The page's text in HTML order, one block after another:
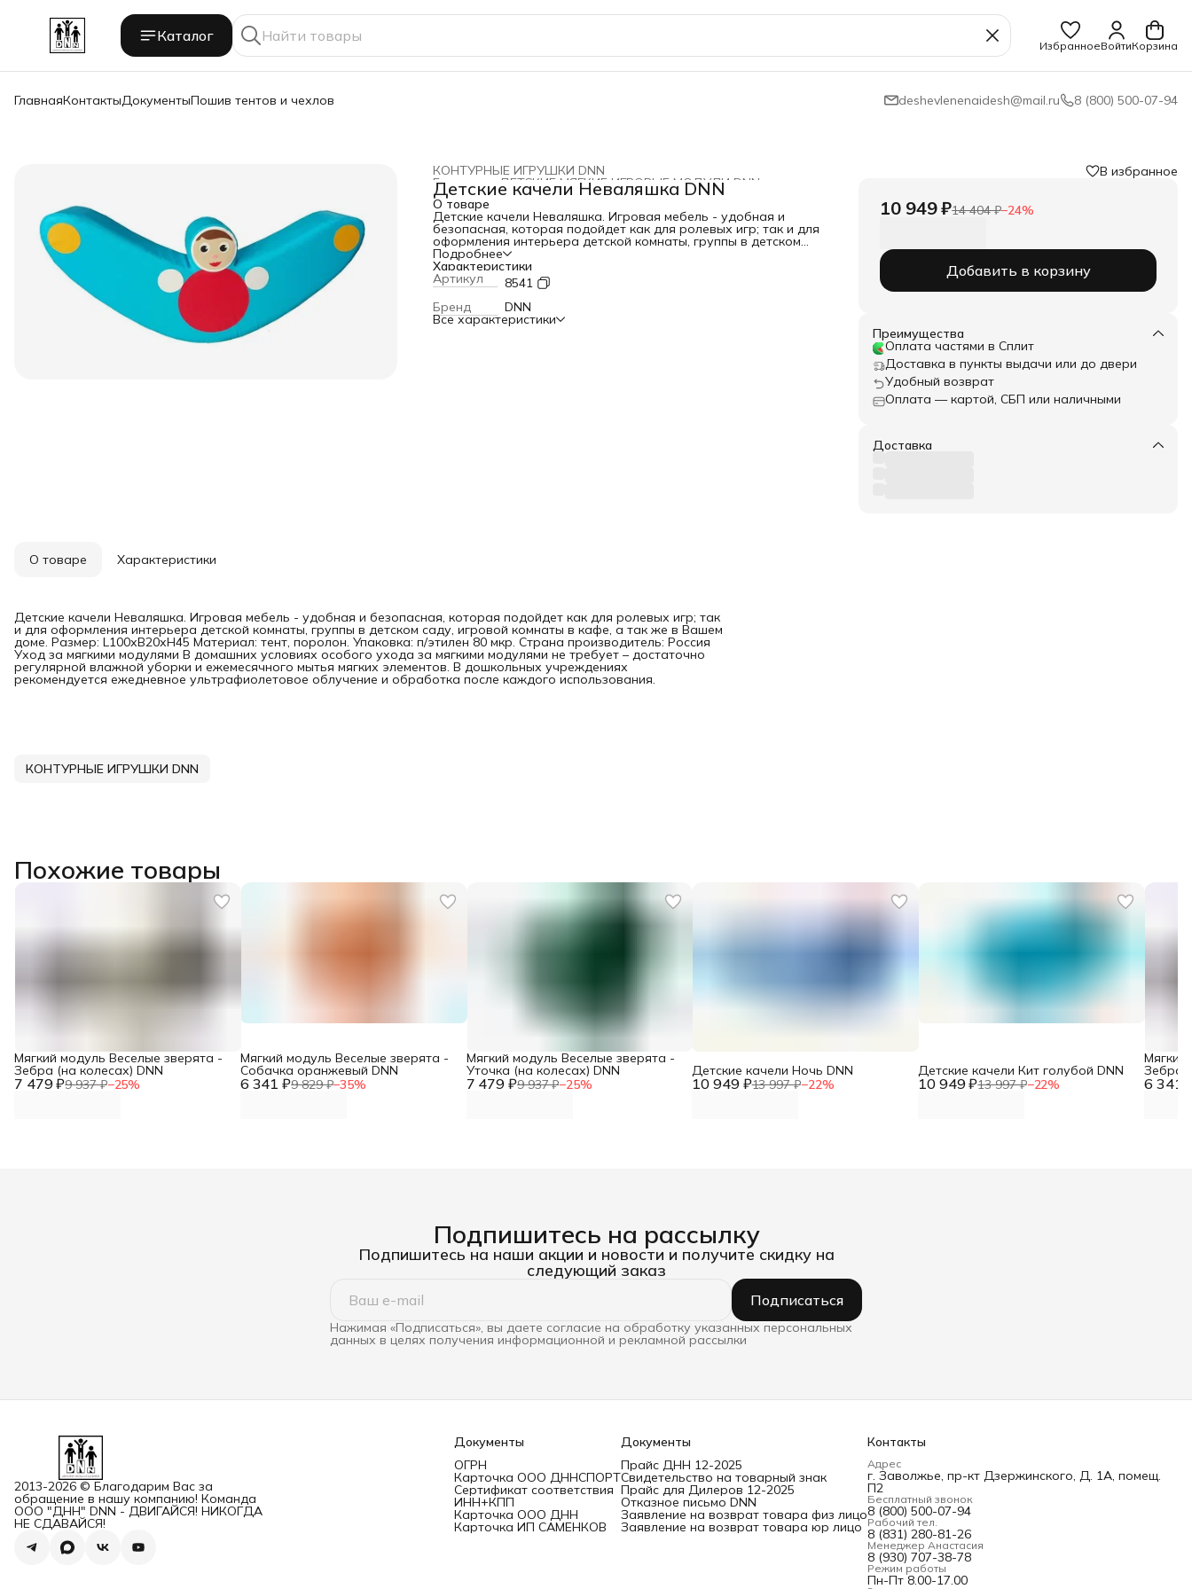
Каталог
ИзбранноеВойтиКорзина
ГлавнаяКонтактыДокументыПошив тентов и чехлов deshevlenenaidesh@mail.ru 8 (800) 500-07-94
КОНТУРНЫЕ ИГРУШКИ DNN
ДЕТСКИЕ МЯГКИЕ ИГРОВЫЕ МОДУЛИ DNN
Главная ›
Детские качели Неваляшка DNN
О товаре
Детские качели Неваляшка. Игровая мебель - удобная и
безопасная, которая подойдет как для ролевых игр; так и для
оформления интерьера детской комнаты, группы в детском
саду, игровой комнаты в кафе, а так же в Вашем доме. Размер:
L100хB20хH45 Материал: тент, поролон. Упаковка: п/этилен 80
мкр. Страна производитель: Россия Уход за мягкими модулями
В домашних условиях особого ухода за мягкими модулями не
требует – достаточно регулярной влажной уборки и
ежемесячного мытья мягких элементов. В дошкольных
учреждениях рекомендуется ежедневное ультрафиолетовое
Подробнее
Характеристики
Артикул
8541
Бренд
DNN
Все характеристики
В избранное
10 949 ₽14 404 ₽−24%
Добавить в корзину
Преимущества
Оплата частями в Сплит
Доставка в пункты выдачи или до двери
Удобный возврат
Оплата — картой, СБП или наличными
Доставка
О товаре Характеристики
Детские качели Неваляшка. Игровая мебель - удобная и безопасная, которая подойдет как для ролевых игр; так
и для оформления интерьера детской комнаты, группы в детском саду, игровой комнаты в кафе, а так же в Вашем
доме. Размер: L100хB20хH45 Материал: тент, поролон. Упаковка: п/этилен 80 мкр. Страна производитель: Россия
Уход за мягкими модулями В домашних условиях особого ухода за мягкими модулями не требует – достаточно
регулярной влажной уборки и ежемесячного мытья мягких элементов. В дошкольных учреждениях
рекомендуется ежедневное ультрафиолетовое облучение и обработка после каждого использования.
КОНТУРНЫЕ ИГРУШКИ DNN
Похожие товары
7 479 ₽9 937 ₽−25%
Мягкий модуль Веселые зверята -
Зебра (на колесах) DNN
6 341 ₽9 829 ₽−35%
Мягкий модуль Веселые зверята -
Собачка оранжевый DNN
7 479 ₽9 937 ₽−25%
Мягкий модуль Веселые зверята -
Уточка (на колесах) DNN
10 949 ₽13 997 ₽−22%
Детские качели Ночь DNN
10 949 ₽13 997 ₽−22%
Детские качели Кит голубой DNN
6 341
Мягкий
Зебра
Подпишитесь на рассылку
Подпишитесь на наши акции и новости и получите скидку на
следующий заказ
Подписаться
Нажимая «Подписаться», вы даете согласие на обработку указанных персональных
данных в целях получения информационной и рекламной рассылки
2013-2026 © Благодарим Вас за
обращение в нашу компанию! Команда
ООО "ДНН" DNN - ДВИГАЙСЯ! НИКОГДА
НЕ СДАВАЙСЯ!
Документы
ОГРН
Карточка ООО ДННСПОРТ
Сертификат соответствия
ИНН+КПП
Карточка ООО ДНН
Карточка ИП САМЕНКОВ
Документы
Прайс ДНН 12-2025
Свидетельство на товарный знак
Прайс для Дилеров 12-2025
Отказное письмо DNN
Заявление на возврат товара физ лицо
Заявление на возврат товара юр лицо
Контакты
Адрес
г. Заволжье, пр-кт Дзержинского, Д. 1А, помещ.
П2
Бесплатный звонок
8 (800) 500-07-94
Рабочий тел.
8 (831) 280-81-26
Менеджер Анастасия
8 (930) 707-38-78
Режим работы
Пн-Пт 8.00-17.00